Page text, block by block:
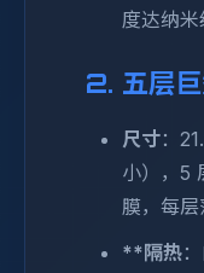
度达纳米
2. 五层巨
尺寸：
小），5
膜，每层
**隔热